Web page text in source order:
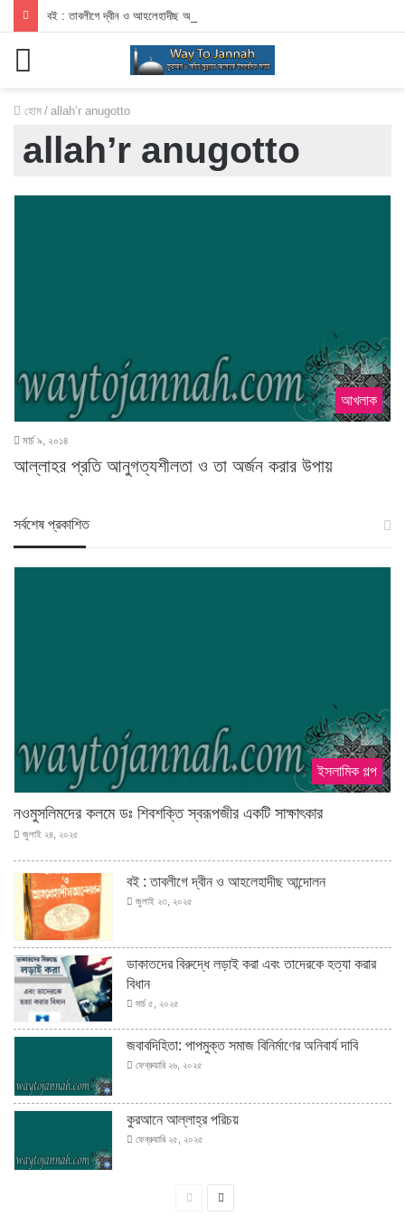
বই : তাবলীগে দ্বীন ও আহলেহাদীছ আন্দোলন
হোম / allah’r anugotto
allah’r anugotto
আখলাক
মার্চ ৯, ২০১৪
আল্লাহর প্রতি আনুগত্যশীলতা ও তা অর্জন করার উপায়
স‍র্বশেষ প্রকাশিত
ইসলামিক গল্প
নওমুসলিমদের কলমে ডঃ শিবশক্তি স্বরূপজীর একটি সাক্ষাৎকার
জুলাই ২৪, ২০২৫
বই : তাবলীগে দ্বীন ও আহলেহাদীছ আন্দোলন
জুলাই ২৩, ২০২৫
ডাকাতদের বিরুদ্ধে লড়াই করা এবং তাদেরকে হত্যা করার
বিধান
মার্চ ৫, ২০২৫
জবাবদিহিতা: পাপমুক্ত সমাজ বিনির্মাণের অনিবার্য দাবি
ফেব্রুয়ারি ২৬, ২০২৫
কুরআনে আল্লাহ্‌র পরিচয়
ফেব্রুয়ারি ২৫, ২০২৫
পূর্বের পরবর্তী